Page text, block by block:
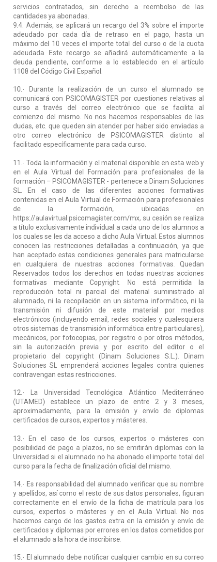
servicios contratados, sin derecho a reembolso de las
cantidades ya abonadas.
9.4. Además, se aplicará un recargo del 3% sobre el importe
adeudado por cada día de retraso en el pago, hasta un
máximo del 10 veces el importe total del curso o de la cuota
adeudada. Este recargo se añadirá automáticamente a la
deuda pendiente, conforme a lo establecido en el artículo
1108 del Código Civil Español.
10.- Durante la realización de un curso el alumnado se
comunicará con PSICOMAGISTER por cuestiones relativas al
curso a través del correo electrónico que se facilita al
comienzo del mismo. No nos hacemos responsables de las
dudas, etc. que queden sin atender por haber sido enviadas a
otro correo electrónico de PSICOMAGISTER distinto al
facilitado específicamente para cada curso.
11.- Toda la información y el material disponible en esta web y
en el Aula Virtual del Formación para profesionales de la
formación – PSICOMAGISTER - pertenece a Dinam Soluciones
SL. En el caso de las diferentes acciones formativas
contenidas en el Aula Virtual de Formación para profesionales
de la formación, ubicadas en
https://aulavirtual.psicomagister.com/mx, su cesión se realiza
a título exclusivamente individual a cada uno de los alumnos a
los cuales se les da acceso a dicho Aula Virtual. Estos alumnos
conocen las restricciones detalladas a continuación, ya que
han aceptado estas condiciones generales para matricularse
en cualquiera de nuestras acciones formativas. Quedan
Reservados todos los derechos en todas nuestras acciones
formativas mediante Copyright. No está permitida la
reproducción total ni parcial del material suministrado al
alumnado, ni la recopilación en un sistema informático, ni la
transmisión ni difusión de este material por medios
electrónicos (incluyendo email, redes sociales y cualesquiera
otros sistemas de transmisión informática entre particulares),
mecánicos, por fotocopias, por registro o por otros métodos,
sin la autorización previa y por escrito del editor o el
propietario del copyright (Dinam Soluciones S.L.). Dinam
Soluciones SL emprenderá acciones legales contra quienes
contravengan estas restricciones.
12.- La Universidad Tecnológica Atlántico Mediterráneo
(UTAMED) establece un plazo de entre 2 y 3 meses,
aproximadamente, para la emisión y envío de diplomas
certificados de cursos, expertos y másteres.
13.- En el caso de los cursos, expertos o másteres con
posibilidad de pago a plazos, no se emitirán diplomas con la
Universidad si el alumnado no ha abonado el importe total del
curso para la fecha de finalización oficial del mismo.
14.- Es responsabilidad del alumnado verificar que su nombre
y apellidos, así como el resto de sus datos personales, figuran
correctamente en el envío de la ficha de matrícula para los
cursos, expertos o másteres y en el Aula Virtual. No nos
hacemos cargo de los gastos extra en la emisión y envío de
certificados y diplomas por errores en los datos cometidos por
el alumnado a la hora de inscribirse.
15.- El alumnado debe notificar cualquier cambio en su correo